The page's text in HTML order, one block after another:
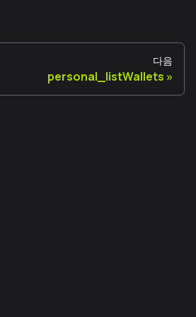
다음
personal_listWallets